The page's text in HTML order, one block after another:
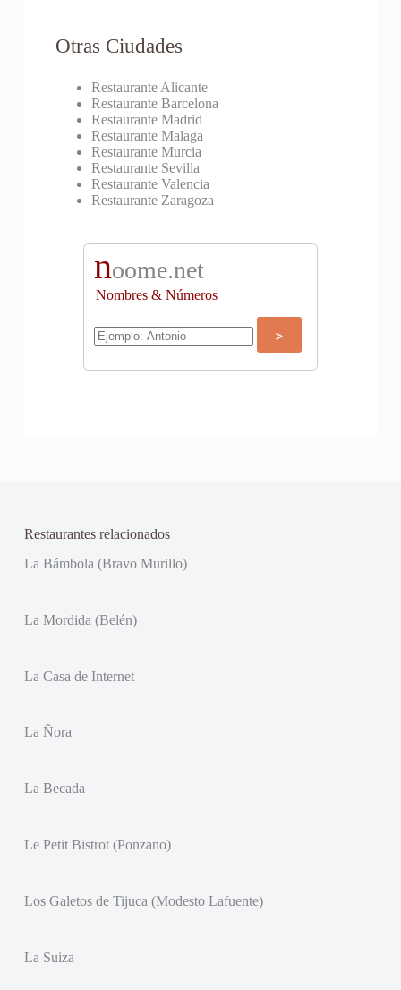
Otras Ciudades
Restaurante Alicante
Restaurante Barcelona
Restaurante Madrid
Restaurante Malaga
Restaurante Murcia
Restaurante Sevilla
Restaurante Valencia
Restaurante Zaragoza
noome.net
Nombres & Números
Restaurantes relacionados
La Bámbola (Bravo Murillo)
La Mordida (Belén)
La Casa de Internet
La Ñora
La Becada
Le Petit Bistrot (Ponzano)
Los Galetos de Tijuca (Modesto Lafuente)
La Suiza